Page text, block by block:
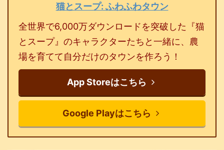
猫とスープ: ふわふわタウン
全世界で6,000万ダウンロードを突破した『猫
とスープ』のキャラクターたちと一緒に、農
場を育てて自分だけのタウンを作ろう！
App Storeはこちら
Google Playはこちら